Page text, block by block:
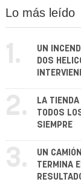
Lo más leído
1.
UN
DOS
2.
LA
TODOS
SIEMPRE
3.
UN
TERMINA